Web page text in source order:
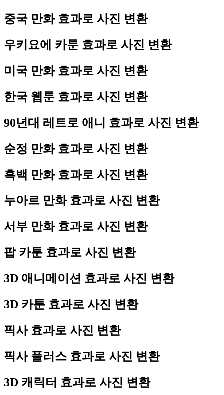
중국 만화 효과로 사진 변환
우키요에 카툰 효과로 사진 변환
미국 만화 효과로 사진 변환
한국 웹툰 효과로 사진 변환
90년대 레트로 애니 효과로 사진 변환
순정 만화 효과로 사진 변환
흑백 만화 효과로 사진 변환
누아르 만화 효과로 사진 변환
서부 만화 효과로 사진 변환
팝 카툰 효과로 사진 변환
3D 애니메이션 효과로 사진 변환
3D 카툰 효과로 사진 변환
픽사 효과로 사진 변환
픽사 플러스 효과로 사진 변환
3D 캐릭터 효과로 사진 변환